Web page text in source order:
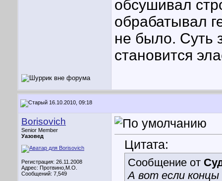
обсушивал
обрабатывал
не было. Суть
становится
16.10.2010, 09:18
Borisovich
Senior Member
Уазовед
Регистрация: 26.11.2008
Адрес: Протвино,М.О.
Сообщений: 7,549
Цитата:
Сообщение от
А вот если